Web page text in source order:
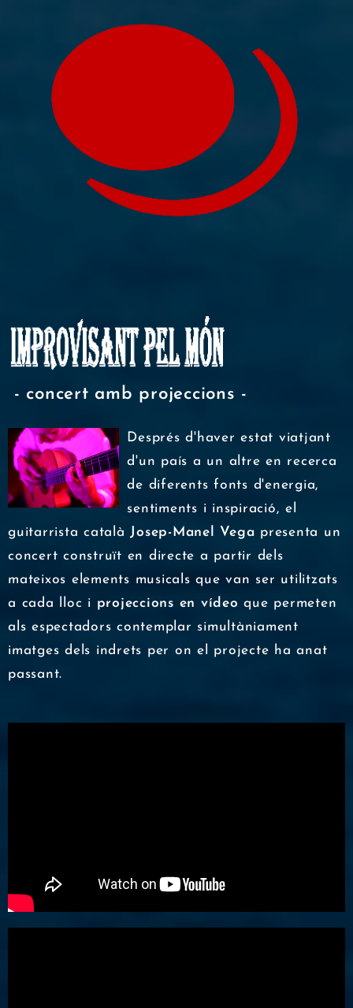
- concert amb projeccions -
Després d'haver estat viatjant
d'un país a un altre en recerca
de diferents fonts d'energia,
sentiments i inspiració, el
guitarrista català Josep-Manel Vega presenta un
concert construït en directe a partir dels
mateixos elements musicals que van ser utilitzats
a cada lloc i projeccions en vídeo que permeten
als espectadors contemplar simultàniament
imatges dels indrets per on el projecte ha anat
passant.